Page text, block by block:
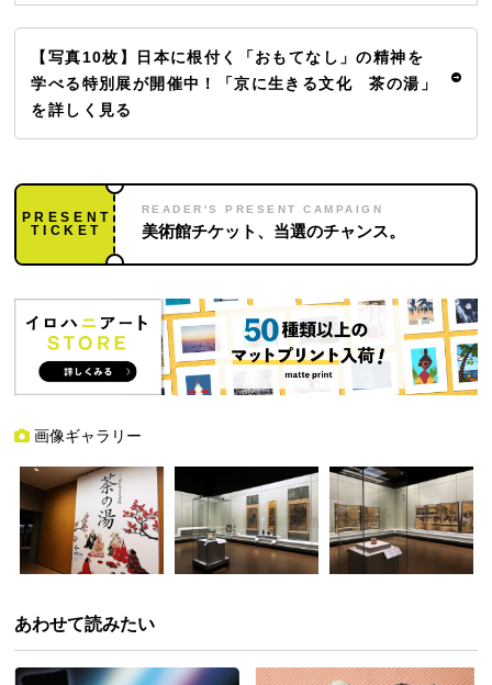
【写真10枚】日本に根付く「おもてなし」の精神を
学べる特別展が開催中！「京に生きる文化 茶の湯」
を詳しく見る
PRESENT
TICKET
READER'S PRESENT CAMPAIGN
美術館チケット、当選のチャンス。
画像ギャラリー
あわせて読みたい